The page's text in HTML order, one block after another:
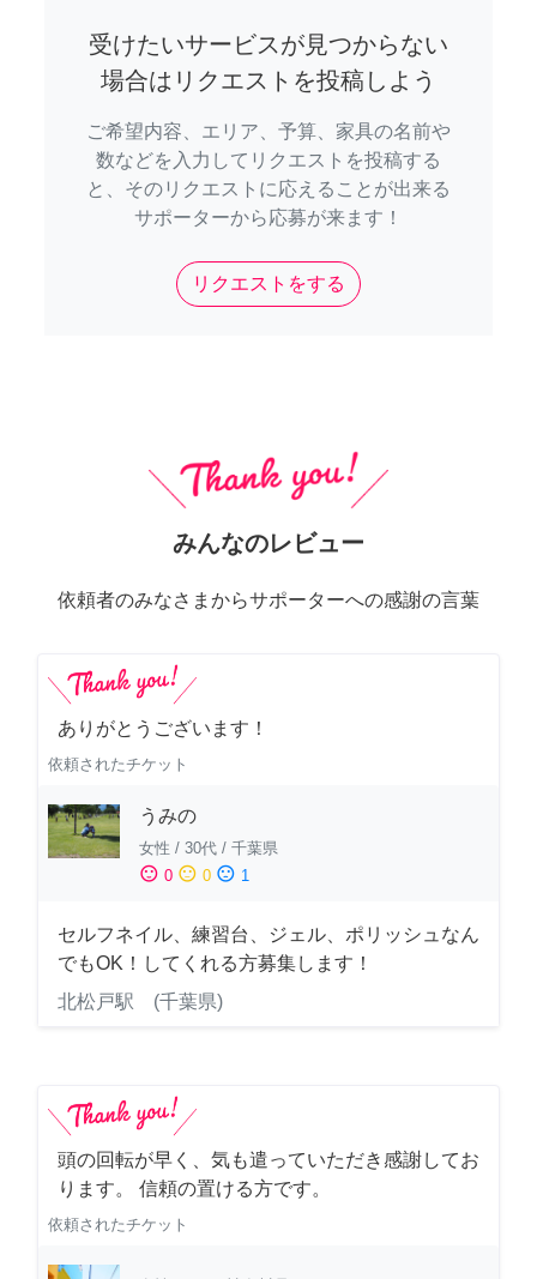
受けたいサービスが見つからない
場合はリクエストを投稿しよう
ご希望内容、エリア、予算、家具の名前や
数などを入力してリクエストを投稿する
と、そのリクエストに応えることが出来る
サポーターから応募が来ます！
リクエストをする
みんなのレビュー
依頼者のみなさまからサポーターへの感謝の言葉
ありがとうございます！
依頼されたチケット
うみの
女性 / 30代 / 千葉県
sentiment_satisfied 0 sentiment_neutral 0 sentiment_dissatisfied 1
セルフネイル、練習台、ジェル、ポリッシュなん
でもOK！してくれる方募集します！
北松戸駅 (千葉県)
頭の回転が早く、気も遣っていただき感謝してお
ります。 信頼の置ける方です。
依頼されたチケット